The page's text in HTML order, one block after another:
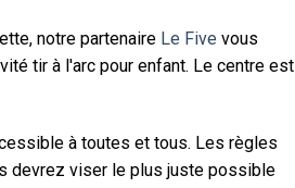
notre partenaire Le Five vous
tir à l'arc pour enfant. Le centre est
à toutes et tous. Les règles
devrez viser le plus juste possible